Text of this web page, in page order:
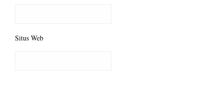
Situs Web